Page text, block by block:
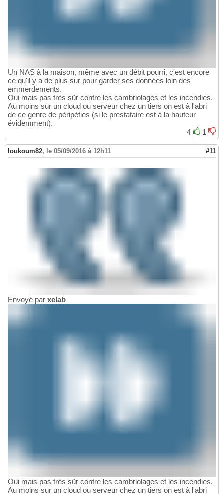
Un NAS à la maison, même avec un débit pourri, c'est encore
ce qu'il y a de plus sur pour garder ses données loin des
emmerdements.
Oui mais pas très sûr contre les cambriolages et les incendies.
Au moins sur un cloud ou serveur chez un tiers on est à l'abri
de ce genre de péripéties (si le prestataire est à la hauteur
évidemment).
4
1
loukoum82, le 05/09/2016 à 12h11 #11
Envoyé par xelab
Oui mais pas très sûr contre les cambriolages et les incendies.
Au moins sur un cloud ou serveur chez un tiers on est à l'abri